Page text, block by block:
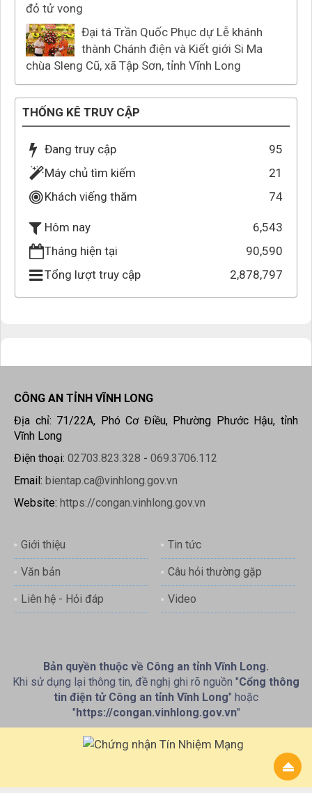
đỏ tử vong
Đại tá Trần Quốc Phục dự Lễ khánh
thành Chánh điện và Kiết giới Si Ma
chùa Sleng Cũ, xã Tập Sơn, tỉnh Vĩnh Long
THỐNG KÊ TRUY CẬP
Đang truy cập
95
Máy chủ tìm kiếm
21
Khách viếng thăm
74
Hôm nay
6,543
Tháng hiện tại
90,590
Tổng lượt truy cập
2,878,797
CÔNG AN TỈNH VĨNH LONG
Địa chỉ: 71/22A, Phó Cơ Điều, Phường Phước Hậu, tỉnh
Vĩnh Long
Điện thoại: 02703.823.328 - 069.3706.112
Email: bientap.ca@vinhlong.gov.vn
Website: https://congan.vinhlong.gov.vn
Giới thiệu Tin tức
Văn bản Câu hỏi thường gặp
Liên hệ - Hỏi đáp Video
Bản quyền thuộc về Công an tỉnh Vĩnh Long.
Khi sử dụng lại thông tin, đề nghị ghi rõ nguồn "Cổng thông
tin điện tử Công an tỉnh Vĩnh Long" hoặc
"https://congan.vinhlong.gov.vn"